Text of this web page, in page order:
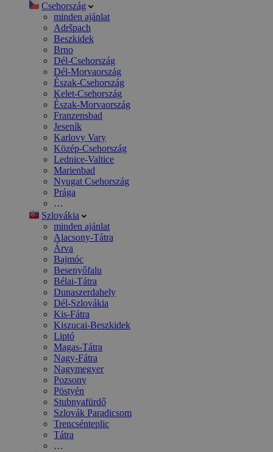
Csehország
minden ajánlat
Adršpach
Beszkidek
Brno
Dél-Csehország
Dél-Morvaország
Észak-Csehország
Kelet-Csehország
Észak-Morvaország
Franzensbad
Jeseník
Karlovy Vary
Közép-Csehország
Lednice-Valtice
Marienbad
Nyugat Csehország
Prága
…
Szlovákia
minden ajánlat
Alacsony-Tátra
Árva
Bajmóc
Besenyőfalu
Bélai-Tátra
Dunaszerdahely
Dél-Szlovákia
Kis-Fátra
Kiszucai-Beszkidek
Liptó
Magas-Tátra
Nagy-Fátra
Nagymegyer
Pozsony
Pöstyén
Stubnyafürdő
Szlovák Paradicsom
Trencsénteplic
Tátra
…